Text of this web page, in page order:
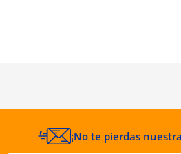
¡No te pierdas